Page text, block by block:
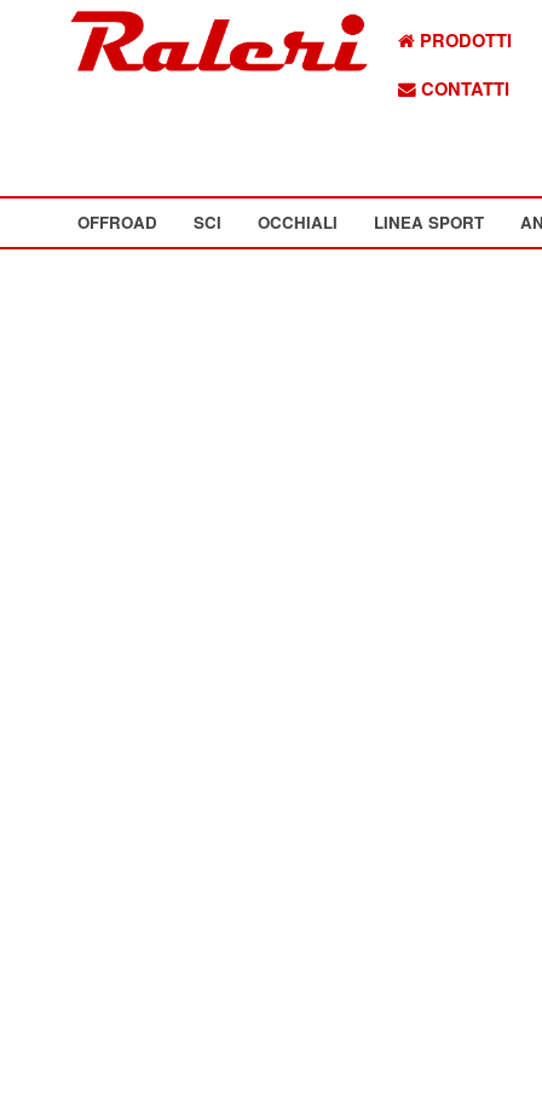
PRODOTTI
CONTATTI
OFFROAD SCI OCCHIALI LINEA SPORT